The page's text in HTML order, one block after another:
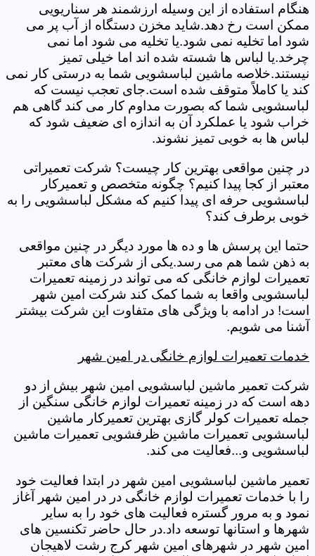
هنگام استفاده از این وسیله ارزشمند هر سناریویی
ممکن است رخ دهد.شاید مخزن دستگاه از آب پر می
شود اما تخلیه نمی شود.یا تخلیه می شود اما نمی
چرخد.یا لباس ها شسته شده اند اما خیلی تمیز
نیستند.خلاصه ماشین لباسشویی شما به درستی کار نمی
کند یا کاملاً متوقف شده است.جای تعجب نیست که
لباسشویی شما که بصورت مداوم کار می کند گاهی هم
خراب شود یا عملکرد آن به اندازه ای ضعیف شود که
لباس ها به خوبی تمیز نشوند.
در چنین مواقعی بهترین کار چیست؟ شرکت تعمیراتی
معتبر از کجا پیدا کنیم؟ چگونه متخصص و تعمیرکار
لباسشویی حرفه ای پیدا کنیم که مشکل لباسشویی را به
خوبی برطرف کند؟
حتما این پرسش ها و ده ها مورد دیگر در چنین مواقعی
به ذهن شما هم می رسد.یکی از شرکت های معتبر
تعمیرات لوازم خانگی که می تواند در زمینه تعمیرات
لباسشویی واقعا به شما کمک کند شرکت امین شهر
است! در ادامه با ویژگی های متفاوت این شرکت بیشتر
آشنا می شویم.
خدمات تعمیرات لوازم خانگی در امین شهر
شرکت تعمیر ماشین لباسشویی امین شهر بیش از دو
دهه است که در زمینه تعمیرات لوازم خانگی سنگین از
جمله تعمیرات کولر گازی بهترین تعمیرکار ماشین
لباسشویی تعمیرات ماشین ظرفشویی تعمیرات ماشین
لباسشویی و...فعالیت می کند.
تعمیر ماشین لباسشویی امین شهر در ابتدا فعالیت خود
را با خدمات تعمیرات لوازم خانگی در در امین شهر آغاز
نمود و به مرور گستره فعالیت های خود را به سایر
شهرها و استانها توسعه داد.در حال حاضر تکنسین های
امین شهر در شهرهای امین شهر کرج رشت لاهیجان